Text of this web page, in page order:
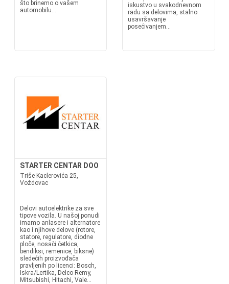
što brinemo o vašem
automobilu...
iskustvo u svakodnevnom
radu sa delovima, stalno
usavršavanje
posećivanjem...
STARTER CENTAR DOO
Triše Kaclerovića 25,
Voždovac
Delovi autoelektrike za sve
tipove vozila. U našoj ponudi
imamo anlasere i alternatore
kao i njihove delove (rotore,
statore, regulatore, diodne
ploče, nosači četkica,
bendiksi, remenice, biksne)
sledećih proizvođača
pravljenih po licenci: Bosch,
Iskra/Lertika, Delco Remy,
Mitsubishi, Hitachi, Vale...